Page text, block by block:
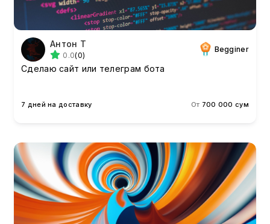
Антон T
0.0(0)
Begginer
Сделаю сайт или телеграм бота
7 дней на доставку От 700 000 сум